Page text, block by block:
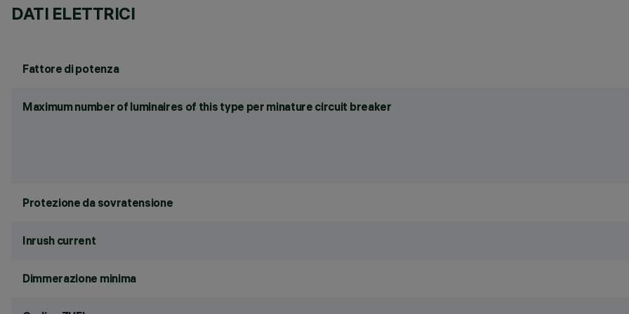
DATI ELETTRICI
Fattore di potenza
Maximum number of luminaires of this type per minature circuit breaker
Protezione da sovratensione
Inrush current
Dimmerazione minima